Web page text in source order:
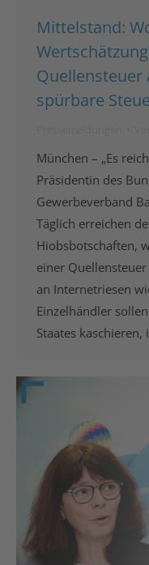
Mittelstand:
spürbare
München – „Es
Präsidentin des
Gewerbeverband
Täglich erreichen
Hiobsbotschaften,
einer
an Internetriesen
Einzelhändler
Staates